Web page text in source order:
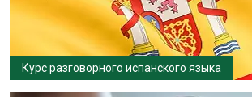
Курс разговорного испанского языка